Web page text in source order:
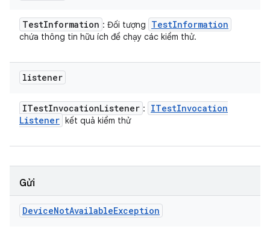
TestInformation : Đối tượng TestInformation
chứa thông tin hữu ích để chạy các kiểm thử.
listener
ITestInvocationListener : ITestInvocation
Listener kết quả kiểm thử
Gửi
DeviceNotAvailableException